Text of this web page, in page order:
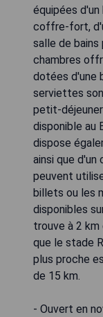
équipées d'un
coffre-fort,
salle de bains
chambres
dotées d'une
serviettes
petit-
disponible au
dispose
ainsi que
peuvent
billets ou les
disponibles
trouve à 2
que le stade
plus proche
de 15 km.
- Ouvert en